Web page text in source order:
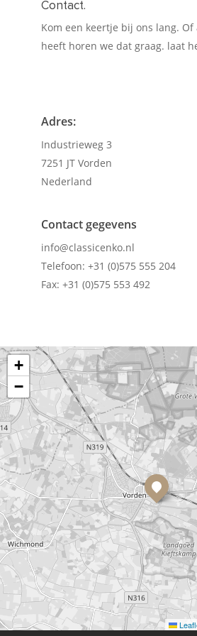
Contact.
Kom een keertje bij ons lang. Of
heeft horen we dat graag. laat
Adres:
Industrieweg 3
7251 JT Vorden
Nederland
Contact gegevens
info@classicenko.nl
Telefoon: +31 (0)575 555 204
Fax: +31 (0)575 553 492
+
−